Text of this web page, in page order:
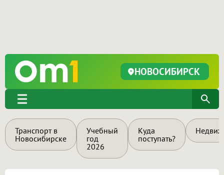
НОВОСИБИРСК
Транспорт в
Новосибирске
Учебный
год
2026
Куда
поступать?